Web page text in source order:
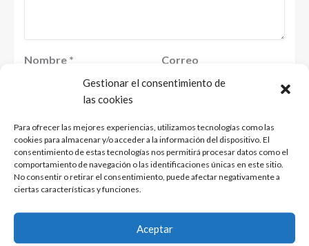
Gestionar el consentimiento de
las cookies
Para ofrecer las mejores experiencias, utilizamos tecnologías como las
cookies para almacenar y/o acceder a la información del dispositivo. El
consentimiento de estas tecnologías nos permitirá procesar datos como el
comportamiento de navegación o las identificaciones únicas en este sitio.
No consentir o retirar el consentimiento, puede afectar negativamente a
ciertas características y funciones.
Aceptar
Nombre *
Correo
electrónico
Web
Guarda mi nombre, correo electrónico y web en
este navegador para la próxima vez que